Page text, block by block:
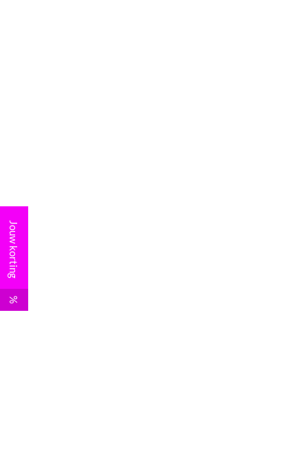
Jouw korting
%